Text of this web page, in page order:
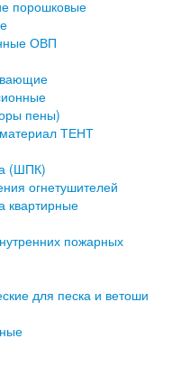
порошковые
ОВП
пены)
ТЕНТ
(ШПК)
огнетушителей
квартирные
пожарных
для песка и ветоши